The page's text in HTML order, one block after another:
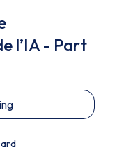
l’IA - Part